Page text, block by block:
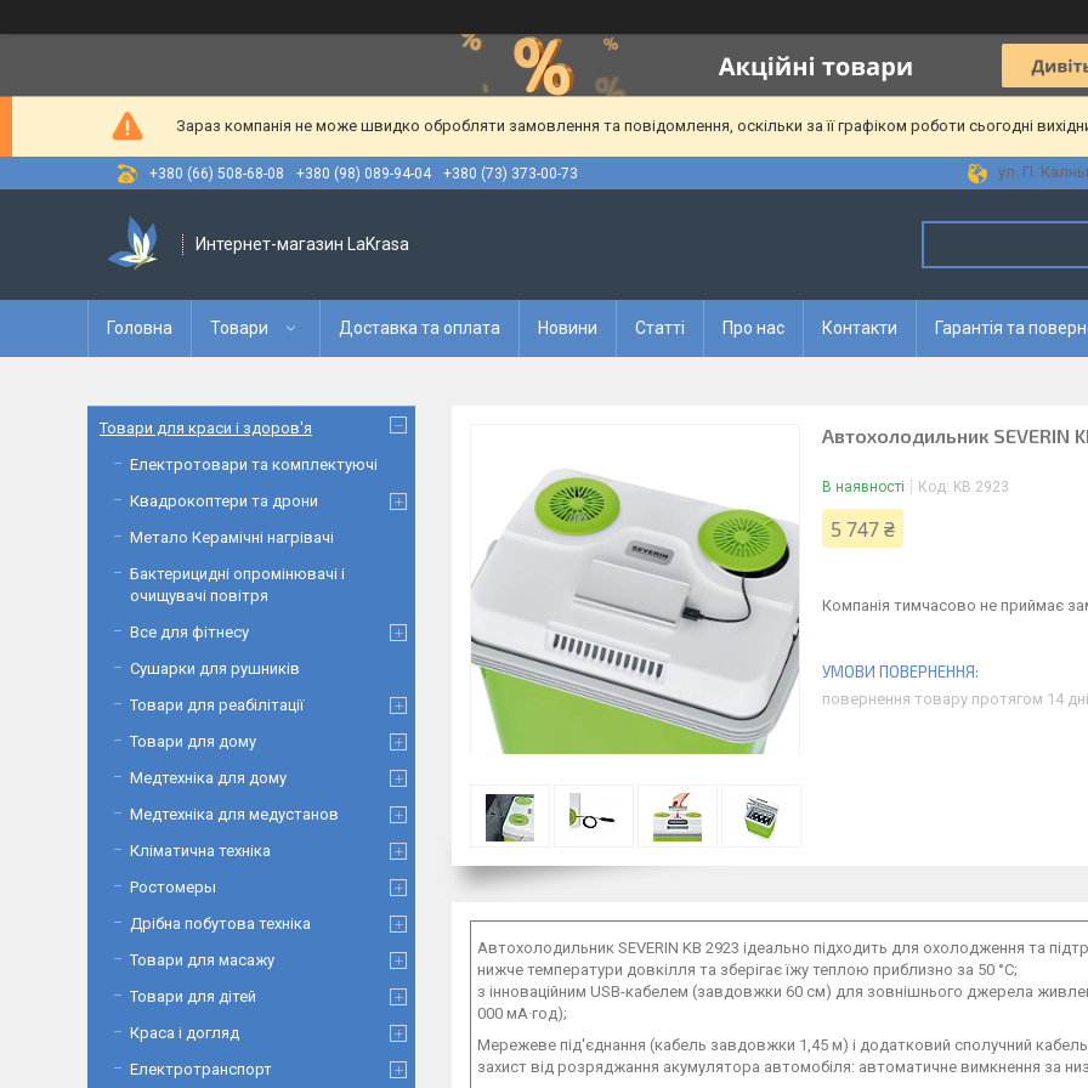
Зараз компанія не може швидко обробляти замовлення та повідомлення, оскільки за її графіком роботи сьогодні
+380 (66) 508-68-08 +380 (98) 089-94-04 +380 (73) 373-00-73 ул. П.
Интернет-магазин LaKrasa
Головна Товари Доставка та оплата Новини Статті Про нас Контакти Гарантія та
Автохолодильник SEVERIN
В наявності Код: KB 2923
5 747 ₴
Компанія тимчасово не приймає
повернення товару протягом 14
Автохолодильник SEVERIN KB 2923 ідеально підходить для охолодження та
нижче температури довкілля та зберігає їжу теплою приблизно за 50 °C;
з інноваційним USB-кабелем (завдовжки 60 см) для зовнішнього джерела
000 мА·год);
Мережеве під'єднання (кабель завдовжки 1,45 м) і додатковий сполучний
захист від розряджання акумулятора автомобіля: автоматичне вимкнення за
Товари для краси і здоров'я
Електротовари та комплектуючі
Квадрокоптери та дрони
Метало Керамічні нагрівачі
Бактерицидні опромінювачі і
очищувачі повітря
Все для фітнесу
Сушарки для рушників
Товари для реабілітації
Товари для дому
Медтехніка для дому
Медтехніка для медустанов
Кліматична техніка
Ростомеры
Дрібна побутова техніка
Товари для масажу
Товари для дітей
Краса і догляд
Електротранспорт